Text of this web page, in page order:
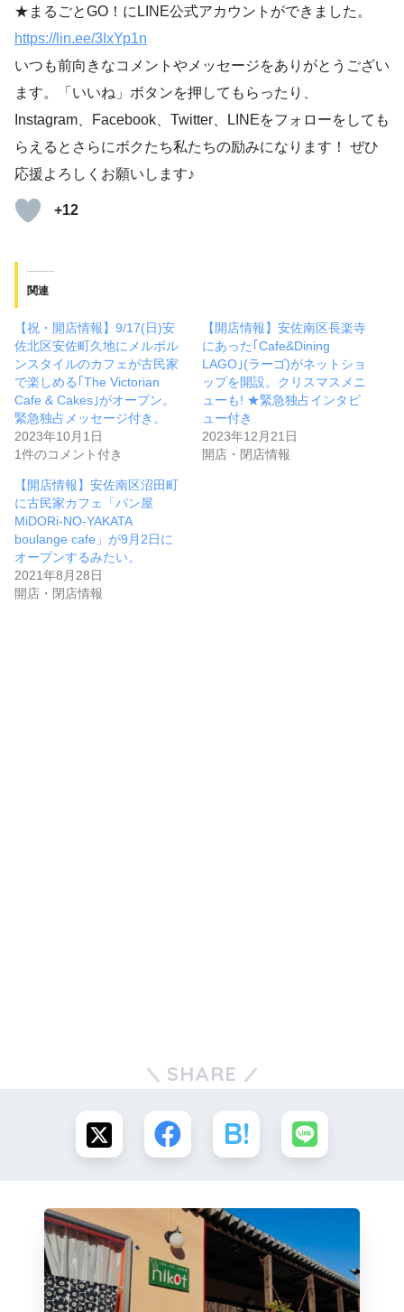
★まるごとGO！にLINE公式アカウントができました。
https://lin.ee/3IxYp1n
いつも前向きなコメントやメッセージをありがとうござい
ます。「いいね」ボタンを押してもらったり、
Instagram、Facebook、Twitter、LINEをフォローをしても
らえるとさらにボクたち私たちの励みになります！ ぜひ
応援よろしくお願いします♪
+12
関連
【祝・開店情報】9/17(日)安
佐北区安佐町久地にメルボル
ンスタイルのカフェが古民家
で楽しめる｢The Victorian
Cafe & Cakes｣がオープン。
緊急独占メッセージ付き。
2023年10月1日
1件のコメント付き
【開店情報】安佐南区長楽寺
にあった｢Cafe&Dining
LAGO｣(ラーゴ)がネットショ
ップを開設。クリスマスメニ
ューも! ★緊急独占インタビ
ュー付き
2023年12月21日
開店・閉店情報
【開店情報】安佐南区沼田町
に古民家カフェ「パン屋
MiDORi-NO-YAKATA
boulange cafe」が9月2日に
オープンするみたい。
2021年8月28日
開店・閉店情報
SHARE